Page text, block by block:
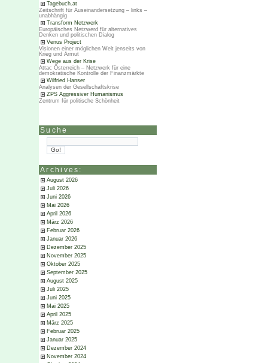
Tagebuch.at
Zeitschrift für Auseinandersetzung – links –
unabhängig
Transform Netzwerk
Europäisches Netzwerd für alternatives
Denken und politischen Dialog
Venus Project
Visionen einer möglichen Welt jenseits von
Krieg und Armut
Wege aus der Krise
Attac Österreich – Netzwerk für eine
demokratische Kontrolle der Finanzmärkte
Wilfried Hanser
Analysen der Gesellschaftskrise
ZPS Aggressiver Humanismus
Zentrum für politische Schönheit
Suche
Archives:
August 2026
Juli 2026
Juni 2026
Mai 2026
April 2026
März 2026
Februar 2026
Januar 2026
Dezember 2025
November 2025
Oktober 2025
September 2025
August 2025
Juli 2025
Juni 2025
Mai 2025
April 2025
März 2025
Februar 2025
Januar 2025
Dezember 2024
November 2024